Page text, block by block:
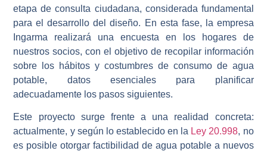
etapa de consulta ciudadana, considerada fundamental
para el desarrollo del diseño. En esta fase, la empresa
Ingarma realizará unaencuesta en los hogares de
nuestros socios, con el objetivo de recopilar información
sobre los hábitos y costumbres de consumo de agua
potable, datos esenciales para planificar
adecuadamente los pasos siguientes.
Este proyecto surge frente a una realidad concreta:
actualmente, y según lo establecido en la Ley 20.998, no
es posible otorgar factibilidad de agua potable a nuevos